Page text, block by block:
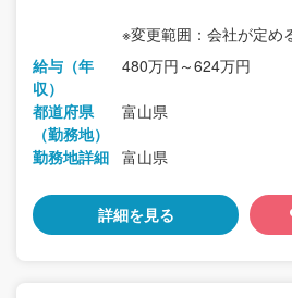
※変更範囲：会社が定め
給与（年
収）
480万円～624万円
都道府県
（勤務地）
富山県
勤務地詳細 富山県
詳細を見る